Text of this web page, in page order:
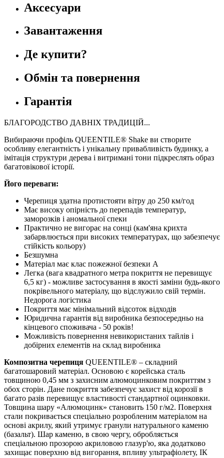
Аксесуари
Завантаження
Де купити?
Обмін та повернення
Гарантія
БЛАГОРОДСТВО ДАВНІХ ТРАДИЦІЙ...
Вибираючи профіль QUEENTILE® Shake ви створите
особливу елегантність і унікальну привабливість будинку, а
імітація структури дерева і витримані тони підкреслять образ
багатовікової історії.
Його переваги:
Черепиця здатна протистояти вітру до 250 км/год
Має високу опірність до перепадів температур,
заморозків і аномальної спеки
Практично не вигорає на сонці (кам'яна крихта
забарвлюється при високих температурах, що забезпечує
стійкість кольору)
Безшумна
Матеріал має клас пожежної безпеки А
Легка (вага квадратного метра покриття не перевищує
6,5 кг) - можливе застосування в якості заміни будь-якого
покрівельного матеріалу, що відслужило свій термін.
Недорога логістика
Покриття має мінімальний відсоток відходів
Юридична гарантія від виробника безпосередньо на
кінцевого споживача - 50 років!
Можливість повернення невикористаних тайлів і
добірних елементів на склад виробника
Композитна черепиця QUEENTILE® – складний
багатошаровий матеріал. Основою є корейська сталь
товщиною 0,45 мм з захисним алюмоцинковим покриттям з
обох сторін. Дане покриття забезпечує захист від корозії в
багато разів перевищує властивості стандартної оцинковки.
Товщина шару «Алюмоцинк» становить 150 г/м2. Поверхня
стали покривається спеціально розробленим матеріалом на
основі акрилу, який утримує гранули натурального каменю
(базальт). Шар каменю, в свою чергу, обробляється
спеціальною прозорою акриловою глазур'ю, яка додатково
захищає поверхню від вигорання, впливу ультрафіолету, ІК